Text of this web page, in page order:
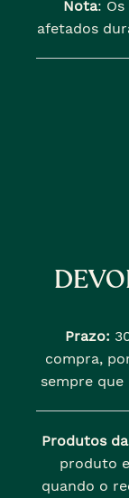
Nota:
afetados
Prazo:
compra,
sempre
Produtos
produto
quando o